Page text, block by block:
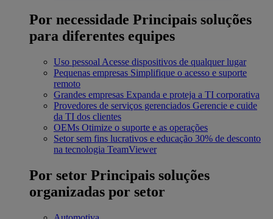
Por necessidade Principais soluções
para diferentes equipes
Uso pessoal Acesse dispositivos de qualquer lugar
Pequenas empresas Simplifique o acesso e suporte
remoto
Grandes empresas Expanda e proteja a TI corporativa
Provedores de serviços gerenciados Gerencie e cuide
da TI dos clientes
OEMs Otimize o suporte e as operações
Setor sem fins lucrativos e educação 30% de desconto
na tecnologia TeamViewer
Por setor Principais soluções
organizadas por setor